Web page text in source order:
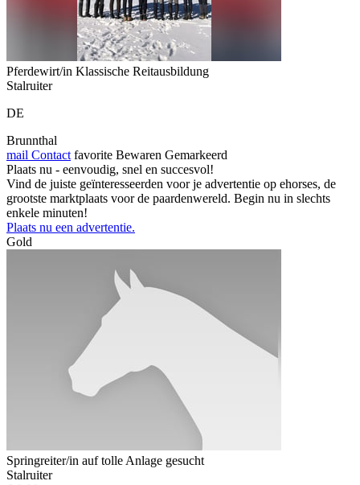
Pferdewirt/in Klassische Reitausbildung
Stalruiter
DE
Brunnthal
mail Contact favorite Bewaren Gemarkeerd
Plaats nu - eenvoudig, snel en succesvol!
Vind de juiste geïnteresseerden voor je advertentie op ehorses, de
grootste marktplaats voor de paardenwereld. Begin nu in slechts
enkele minuten!
Plaats nu een advertentie.
Gold
Springreiter/in auf tolle Anlage gesucht
Stalruiter